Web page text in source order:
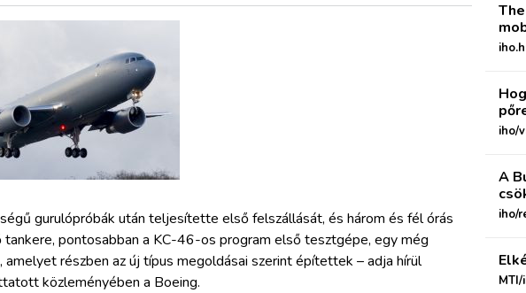
gurulópróbák után teljesítette első felszállását, és három és fél órás
pontosabban a KC-46-os program első tesztgépe, egy még
részben az új típus megoldásai szerint építettek – adja hírül
közleményében a Boeing.
iho/
A
iho/